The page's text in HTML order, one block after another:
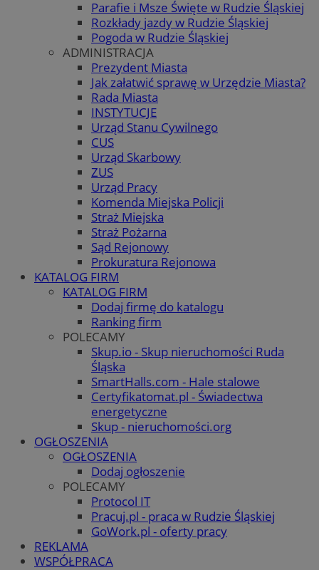
Parafie i Msze Święte w Rudzie Śląskiej
Rozkłady jazdy w Rudzie Śląskiej
Pogoda w Rudzie Śląskiej
ADMINISTRACJA
Prezydent Miasta
Jak załatwić sprawę w Urzędzie Miasta?
Rada Miasta
INSTYTUCJE
Urząd Stanu Cywilnego
CUS
Urząd Skarbowy
ZUS
Urząd Pracy
Komenda Miejska Policji
Straż Miejska
Straż Pożarna
Sąd Rejonowy
Prokuratura Rejonowa
KATALOG FIRM
KATALOG FIRM
Dodaj firmę do katalogu
Ranking firm
POLECAMY
Skup.io - Skup nieruchomości Ruda
Śląska
SmartHalls.com - Hale stalowe
Certyfikatomat.pl - Świadectwa
energetyczne
Skup - nieruchomości.org
OGŁOSZENIA
OGŁOSZENIA
Dodaj ogłoszenie
POLECAMY
Protocol IT
Pracuj.pl - praca w Rudzie Śląskiej
GoWork.pl - oferty pracy
REKLAMA
WSPÓŁPRACA